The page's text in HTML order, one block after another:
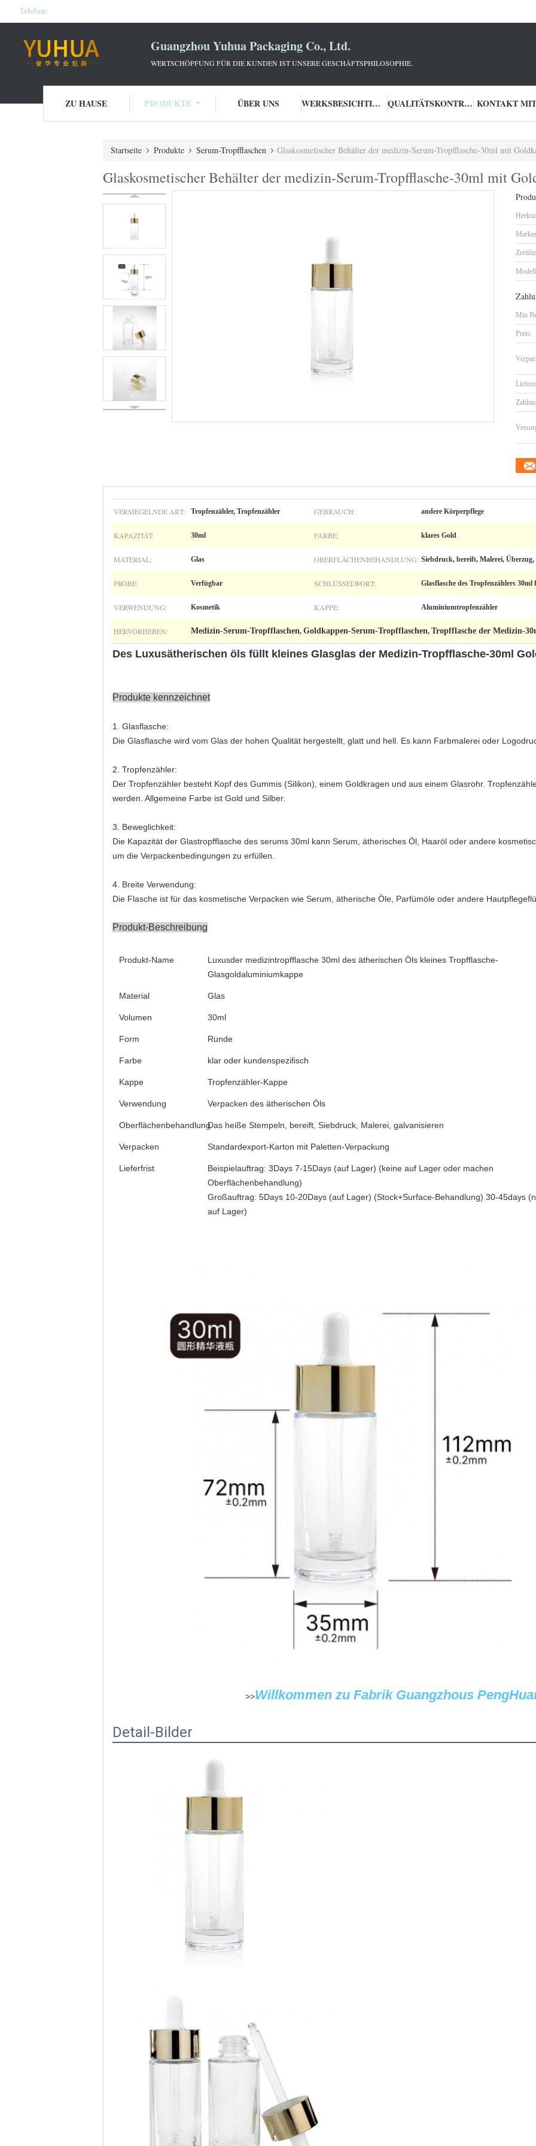
Telefon:
Guangzhou Yuhua Packaging Co., Ltd.
WERTSCHÖPFUNG FÜR DIE KUNDEN IST UNSERE GESCHÄFTSPHILOSOPHIE.
ZU HAUSE PRODUKTE ÜBER UNS WERKSBESICHTIGUNG QUALITÄTSKONTROLLE KONTAKT
Startseite Produkte Serum-Tropfflaschen Glaskosmetischer Behälter der medizin-Serum-Tropfflasche-30ml mit
Glaskosmetischer Behälter der medizin-Serum-Tropfflasche-30ml mit
Min
Preis:
VERSIEGELNDE ART: Tropfenzähler, Tropfenzähler GEBRAUCH: andere Körperpflege
KAPAZITÄT: 30ml FARBE: klares Gold
MATERIAL: Glas OBERFLÄCHENBEHANDLUNG: Siebdruck, bereift, Malerei,
PROBE: Verfügbar SCHLÜSSELWORT: Glasflasche des Tropfenzählers
VERWENDUNG: Kosmetik KAPPE: Aluminiumtropfenzähler
HERVORHEBEN: Medizin-Serum-Tropfflaschen, Goldkappen-Serum-Tropfflaschen, Tropfflasche der Medizin-
Des Luxusätherischen öls füllt kleines Glasglas der Medizin-Tropfflasche-30ml
Produkte kennzeichnet
1. Glasflasche:
Die Glasflasche wird vom Glas der hohen Qualität hergestellt, glatt und hell. Es kann Farbmalerei oder
2. Tropfenzähler:
Der Tropfenzähler besteht Kopf des Gummis (Silikon), einem Goldkragen und aus einem Glasrohr.
werden. Allgemeine Farbe ist Gold und Silber.
3. Beweglichkeit:
Die Kapazität der Glastropfflasche des serums 30ml kann Serum, ätherisches Öl, Haaröl oder andere
um die Verpackenbedingungen zu erfüllen.
4. Breite Verwendung:
Die Flasche ist für das kosmetische Verpacken wie Serum, ätherische Öle, Parfümöle oder andere
Produkt-Beschreibung
Produkt-Name
Luxusder medizintropfflasche 30ml des ätherischen Öls kleines Tropfflasche-
Glasgoldaluminiumkappe
Material Glas
Volumen 30ml
Form Runde
Farbe klar oder kundenspezifisch
Kappe Tropfenzähler-Kappe
Verwendung Verpacken des ätherischen Öls
OberflächenbehandlungDas heiße Stempeln, bereift, Siebdruck, Malerei, galvanisieren
Verpacken Standardexport-Karton mit Paletten-Verpackung
Lieferfrist
Beispielauftrag: 3Days 7-15Days (auf Lager) (keine auf Lager oder machen
Oberflächenbehandlung)
Großauftrag: 5Days 10-20Days (auf Lager) (Stock+Surface-Behandlung) 30-45days
auf Lager)
>>Willkommen zu Fabrik Guangzhous
Detail-Bilder